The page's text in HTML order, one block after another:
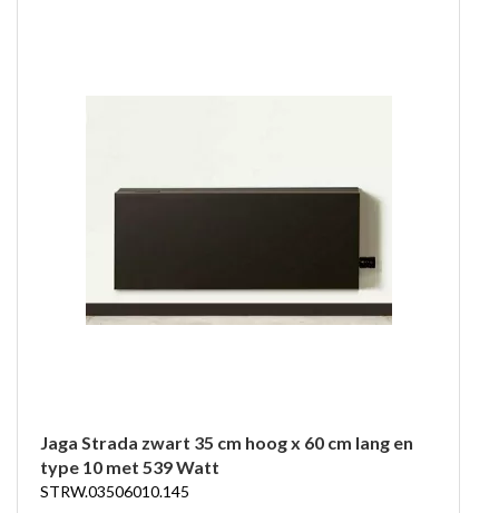
Jaga Strada zwart 35 cm hoog x 60 cm lang en
type 10 met 539 Watt
STRW.03506010.145